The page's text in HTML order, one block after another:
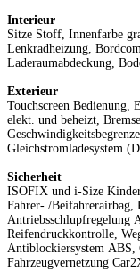
Interieur
Sitze Stoff, Innenfarbe
Lenkradheizung,
Laderaumabdeckung,
Exterieur
Touchscreen
elekt. und beheizt,
Gleichstromladesystem
Sicherheit
ISOFIX und i-Size
Fahrer- /Beifahrerairbag,
Antriebsschlupfregelung
Reifendruckkontrolle,
Antiblockiersystem ABS,
Fahrzeugvernetzung